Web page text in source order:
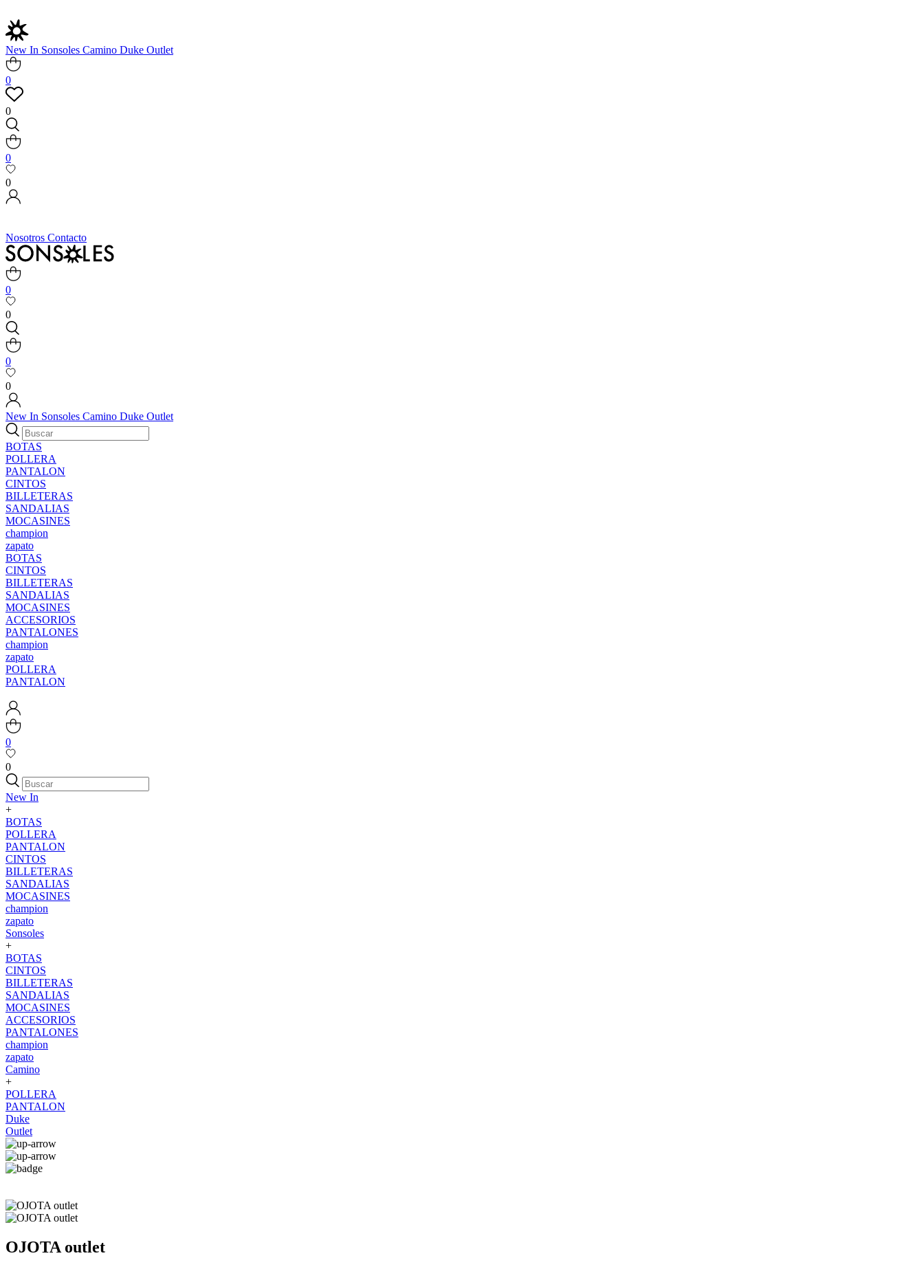
New In Sonsoles Camino Duke Outlet
0
0
0
0
Nosotros Contacto
0
0
0
0
New In Sonsoles Camino Duke Outlet
BOTAS
POLLERA
PANTALON
CINTOS
BILLETERAS
SANDALIAS
MOCASINES
champion
zapato
BOTAS
CINTOS
BILLETERAS
SANDALIAS
MOCASINES
ACCESORIOS
PANTALONES
champion
zapato
POLLERA
PANTALON
0
0
New In
+
BOTAS
POLLERA
PANTALON
CINTOS
BILLETERAS
SANDALIAS
MOCASINES
champion
zapato
Sonsoles
+
BOTAS
CINTOS
BILLETERAS
SANDALIAS
MOCASINES
ACCESORIOS
PANTALONES
champion
zapato
Camino
+
POLLERA
PANTALON
Duke
Outlet
OJOTA outlet